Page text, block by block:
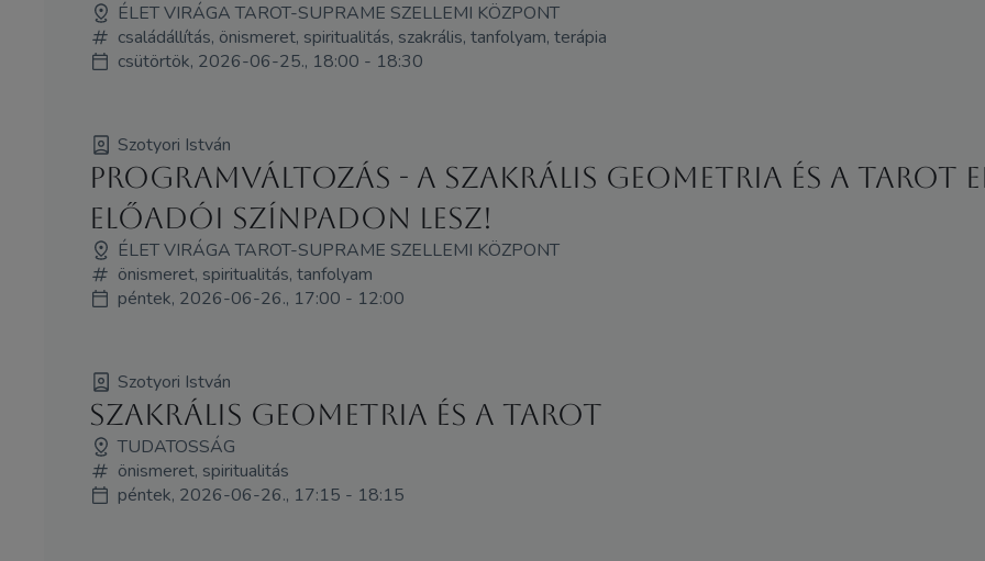
ÉLET VIRÁGA TAROT-SUPRAME SZELLEMI KÖZPONT
családállítás, önismeret, spiritualitás, szakrális, tanfolyam, terápia
csütörtök, 2026-06-25., 18:00 - 18:30
Szotyori István
Programváltozás - A szakrális geometria és a tarot
Előadói Színpadon lesz!
ÉLET VIRÁGA TAROT-SUPRAME SZELLEMI KÖZPONT
önismeret, spiritualitás, tanfolyam
péntek, 2026-06-26., 17:00 - 12:00
Szotyori István
Szakrális geometria és a tarot
TUDATOSSÁG
önismeret, spiritualitás
péntek, 2026-06-26., 17:15 - 18:15